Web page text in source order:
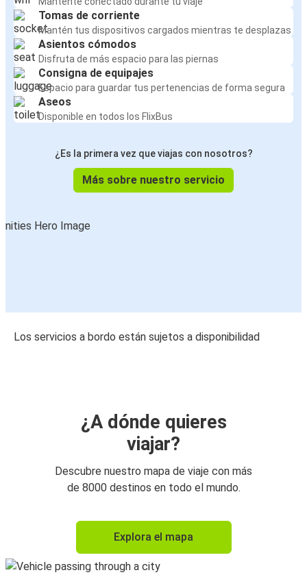
Tomas de corriente
Mantén tus dispositivos cargados mientras te desplazas
Asientos cómodos
Disfruta de más espacio para las piernas
Consigna de equipajes
Espacio para guardar tus pertenencias de forma segura
Aseos
Disponible en todos los FlixBus
¿Es la primera vez que viajas con nosotros?
Más sobre nuestro servicio
Los servicios a bordo están sujetos a disponibilidad
¿A dónde quieres
viajar?
Descubre nuestro mapa de viaje con más
de 8000 destinos en todo el mundo.
Explora el mapa